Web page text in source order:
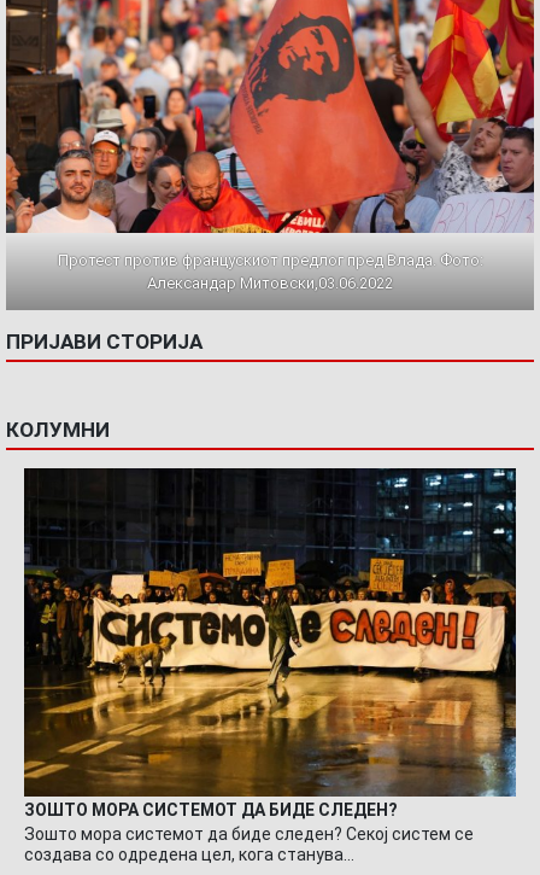
Протест против францускиот предлог пред Влада. Фото:
Александар Митовски,03.06.2022
ПРИЈАВИ СТОРИЈА
КОЛУМНИ
ЗОШТО МОРА СИСТЕМОТ ДА БИДЕ СЛЕДЕН?
Зошто мора системот да биде следен? Секој систем се
создава со одредена цел, кога станува…